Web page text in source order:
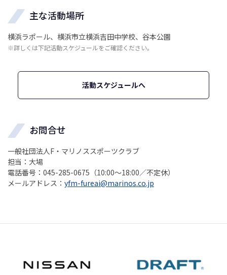
主な活動場所
横浜ラポール、横浜市立横浜吉田中学校、谷本公園
※詳しくは下記活動スケジュールをご確認ください。
活動スケジュールへ
お問合せ
一般社団法人F・マリノススポーツクラブ
担当：大場
電話番号：045-285-0675（10:00～18:00／不定休）
メールアドレス： yfm-fureai@marinos.co.jp